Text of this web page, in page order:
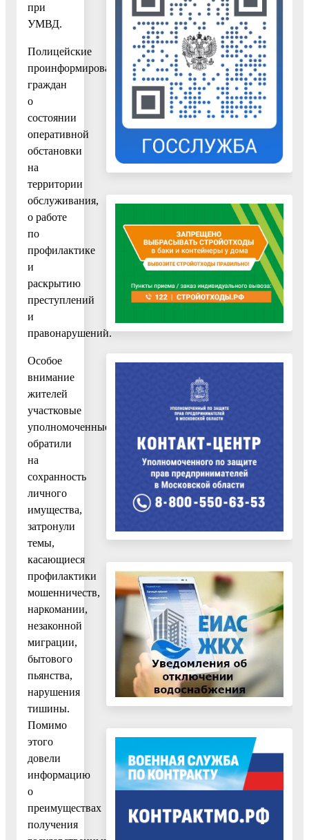
при
УМВД.
Полицейские
проинформировали
граждан
о
состоянии
оперативной
обстановки
на
территории
обслуживания,
о работе
по
профилактике
и
раскрытию
преступлений
и
правонарушений.
Особое
внимание
жителей
участковые
уполномоченные
обратили
на
сохранность
личного
имущества,
затронули
темы,
касающиеся
профилактики
мошенничеств,
наркомании,
незаконной
миграции,
бытового
пьянства,
нарушения
тишины.
Помимо
этого
довели
информацию
о
преимуществах
получения